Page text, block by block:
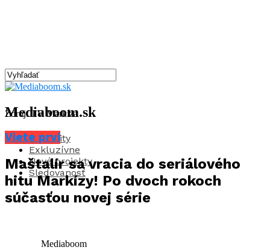
Mediaboom.sk
Aktuality
Exkluzívne
Nové projekty
Sledovanosť
Zdroj: TV Markíza
Viete prví
Maštalír sa vracia do seriálového
hitu Markízy! Po dvoch rokoch
súčasťou novej série
Mediaboom